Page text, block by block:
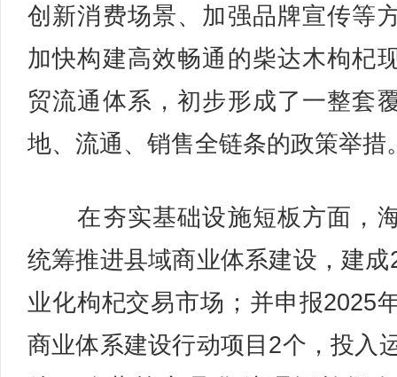
创新消费场景、加强品牌宣传等
加快构建高效畅通的柴达木枸杞
贸流通体系，初步形成了一整套
地、流通、销售全链条的政策举措
在夯实基础设施短板方面，
统筹推进县域商业体系建设，建成
业化枸杞交易市场；并申报2025
商业体系建设行动项目2个，投入